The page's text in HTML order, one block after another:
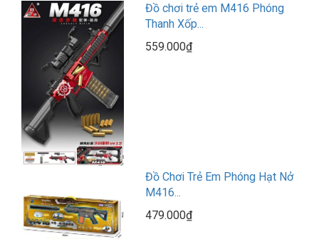
Đồ chơi trẻ em M416 Phóng
Thanh Xốp...
559.000₫
Đồ Chơi Trẻ Em Phóng Hạt Nở
M416...
479.000₫